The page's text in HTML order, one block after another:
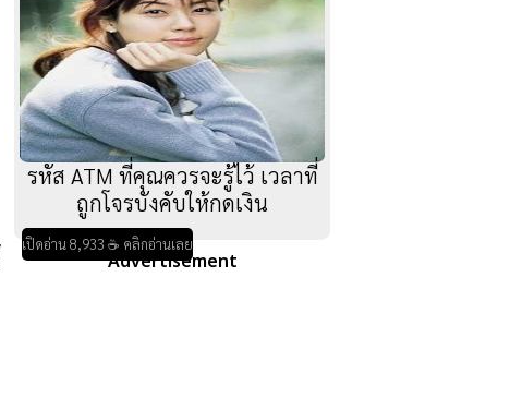
รหัส ATM ที่คุณควรจะรู้ไว้ เวลาที่
ถูกโจรบังคับให้กดเงิน
เปิดอ่าน 8,933 ☕ คลิกอ่านเลย
Advertisement